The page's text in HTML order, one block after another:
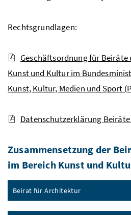
Rechtsgrundlagen:
Geschäftsordnung für
Kunst und Kultur im
Kunst, Kultur, Medien und Sport
Datenschutzerklärung
Zusammensetzung der
im Bereich Kunst und
Beirat für Architektur